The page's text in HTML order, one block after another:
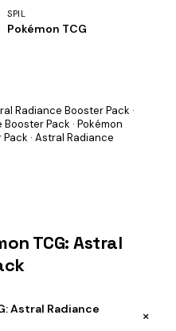
SPIL
Pokémon TCG
Radiance Booster Pack ·
Pack · Pokémon
· Astral Radiance
TCG: Astral
Astral Radiance
+